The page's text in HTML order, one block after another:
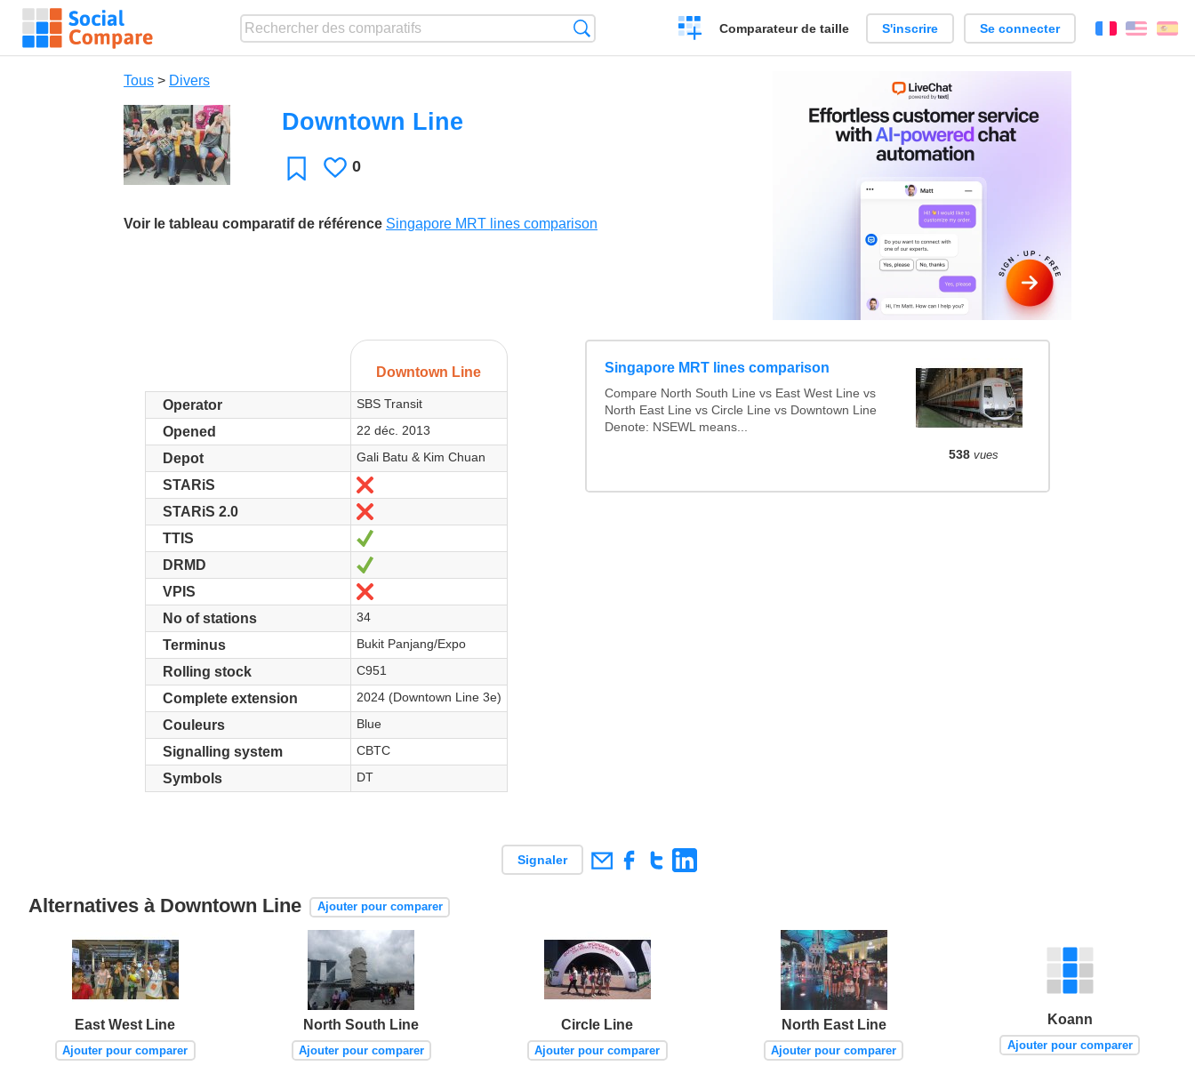
Créer
un
Comparateur de taille S'inscrire Se connecter FrançaisEnglish
Tous > Divers
Downtown Line
Favori J'aime
0
Voir le tableau comparatif de référence Singapore MRT lines comparison
Downtown Line
Operator SBS Transit
Opened 22 déc. 2013
Depot Gali Batu & Kim Chuan
STARiS Non
STARiS 2.0 Non
TTIS Oui
DRMD
VPIS Non
No of stations 34
Terminus Bukit Panjang/Expo
Rolling stock C951
Complete extension 2024 (Downtown Line 3e)
Couleurs Blue
Signalling system CBTC
Symbols DT
Singapore MRT lines comparison
Compare North South Line vs East West Line vs
North East Line vs Circle Line vs Downtown Line
Denote: NSEWL means...
538 vues
Signaler
Alternatives à Downtown Line Ajouter pour comparer
East West Line
Ajouter pour comparer
North South Line
Ajouter pour comparer
Circle Line
Ajouter pour comparer
North East Line
Ajouter pour comparer
Koann
Ajouter pour comparer